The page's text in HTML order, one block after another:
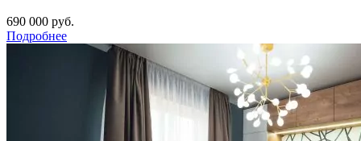
690 000 руб.
Подробнее